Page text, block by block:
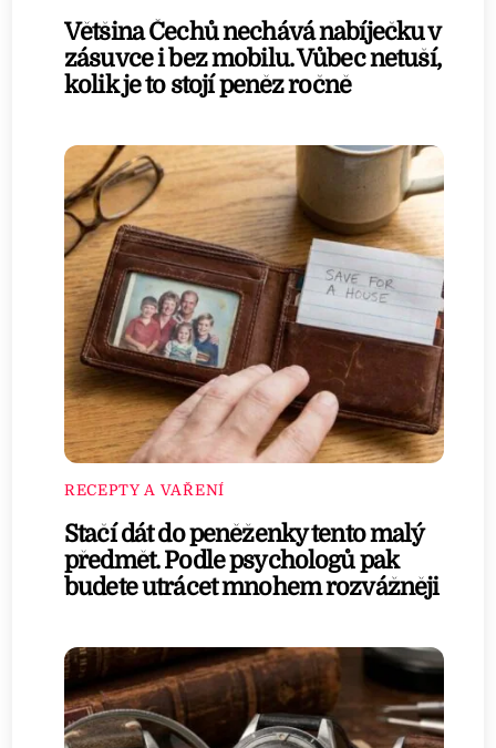
Většina Čechů nechává nabíječku v
zásuvce i bez mobilu. Vůbec netuší,
kolik je to stojí peněz ročně
RECEPTY A VAŘENÍ
Stačí dát do peněženky tento malý
předmět. Podle psychologů pak
budete utrácet mnohem rozvážněji